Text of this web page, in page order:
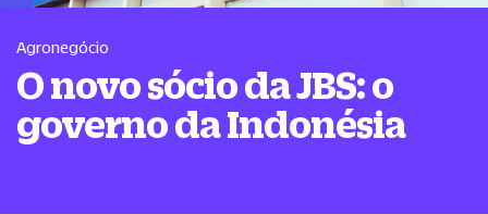
Agronegócio
O novo sócio da JBS: o
governo da Indonésia